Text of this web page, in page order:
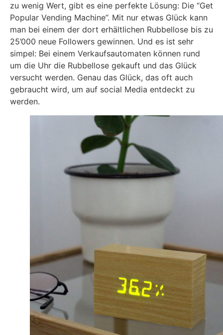
zu wenig Wert, gibt es eine perfekte Lösung: Die “Get
Popular Vending Machine”. Mit nur etwas Glück kann
man bei einem der dort erhältlichen Rubbellose bis zu
25’000 neue Followers gewinnen. Und es ist sehr
simpel: Bei einem Verkaufsautomaten können rund
um die Uhr die Rubbellose gekauft und das Glück
versucht werden. Genau das Glück, das oft auch
gebraucht wird, um auf social Media entdeckt zu
werden.